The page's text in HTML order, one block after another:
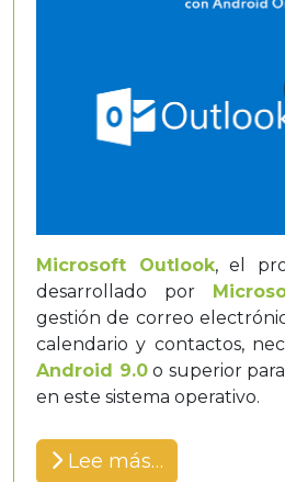
Microsoft Outlook, el
desarrollado por
gestión de correo
calendario y contactos,
Android 9.0o superior
en este sistema operativo.
Lee más…